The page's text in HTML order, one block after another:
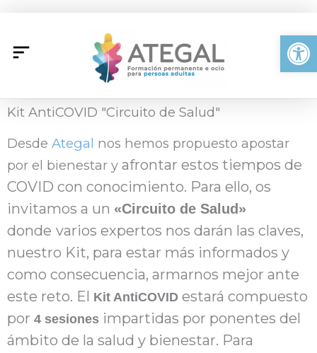
contenido
Kit AntiCOVID "Circuito de Salud"
Desde Ategal nos hemos propuesto apostar
por el bienestar y afrontar estos tiempos de
COVID con conocimiento. Para ello, os
invitamos a un «Circuito de Salud»
donde varios expertos nos darán las claves,
nuestro Kit, para estar más informados y
como consecuencia, armarnos mejor ante
este reto. El Kit AntiCOVID estará compuesto
por 4 sesiones impartidas por ponentes del
ámbito de la salud y bienestar. Para